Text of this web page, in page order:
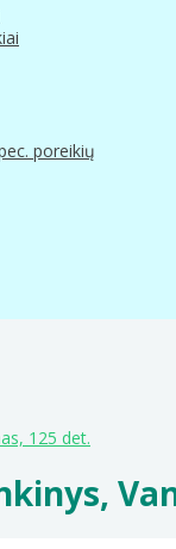
poreikių
125 det.